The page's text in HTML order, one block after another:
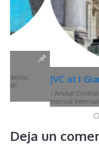
JVC at I Giardini di
Anular Contrato,
Interval International ,Kahana